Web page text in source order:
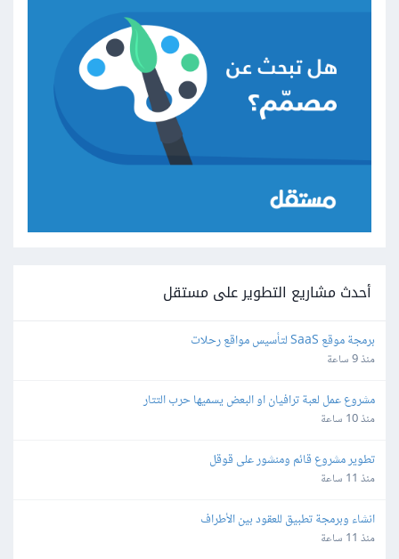
أحدث مشاريع التطوير على مستقل
برمجة موقع SaaS لتأسيس مواقع رحلات
منذ 9 ساعة
مشروع عمل لعبة ترافيان او البعض يسميها حرب التتار
منذ 10 ساعة
تطوير مشروع قائم ومنشور على قوقل
منذ 11 ساعة
انشاء وبرمجة تطبيق للعقود بين الأطراف
منذ 11 ساعة